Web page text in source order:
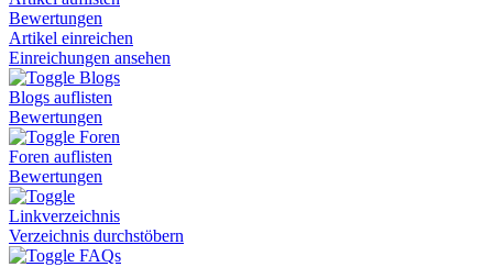
Bewertungen
Artikel einreichen
Einreichungen ansehen
Blogs
Blogs auflisten
Bewertungen
Foren
Foren auflisten
Bewertungen
Linkverzeichnis
Verzeichnis durchstöbern
FAQs